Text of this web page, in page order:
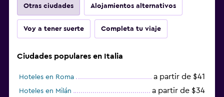
Otras ciudades Alojamientos alternativos
Voy a tener suerte Completa tu viaje
Ciudades populares en Italia
Hoteles en Roma a partir de $41
Hoteles en Milán a partir de $34